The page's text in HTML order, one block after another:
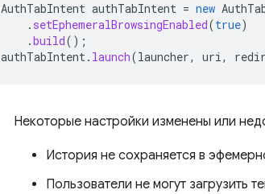
AuthTabIntent authTabIntent = new
. setEphemeralBrowsingEnabled(true)
.build();
authTabIntent. launch(launcher, uri,
Некоторые настройки изменены или
История не сохраняется в
Пользователи не могут загрузить